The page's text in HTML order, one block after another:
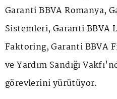
Garanti BBVA Romanya,
Sistemleri, Garanti BBVA
Faktoring, Garanti BBVA
ve Yardım Sandığı
görevlerini yürütüyor.